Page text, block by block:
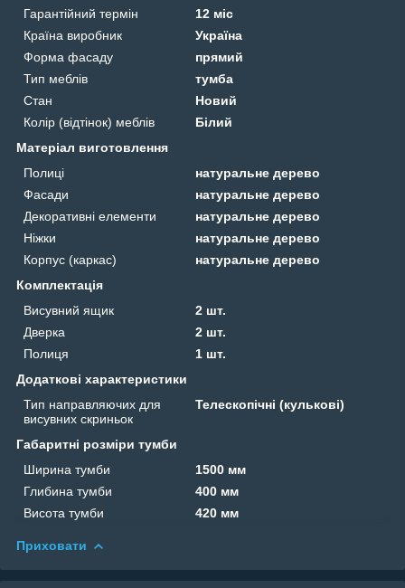
Гарантійний термін
12 міс
Країна виробник
Україна
Форма фасаду
прямий
Тип меблів
тумба
Стан
Новий
Колір (відтінок) меблів
Білий
Матеріал виготовлення
Полиці
натуральне дерево
Фасади
натуральне дерево
Декоративні елементи
натуральне дерево
Ніжки
натуральне дерево
Корпус (каркас)
натуральне дерево
Комплектація
Висувний ящик
2 шт.
Дверка
2 шт.
Полиця
1 шт.
Додаткові характеристики
Тип направляючих для
висувних скриньок
Телескопічні (кулькові)
Габаритні розміри тумби
Ширина тумби
1500 мм
Глибина тумби
400 мм
Висота тумби
420 мм
Приховати